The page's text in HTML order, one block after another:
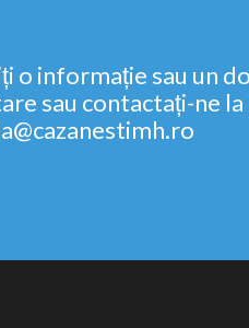
o informație sau un
sau contactați-ne la